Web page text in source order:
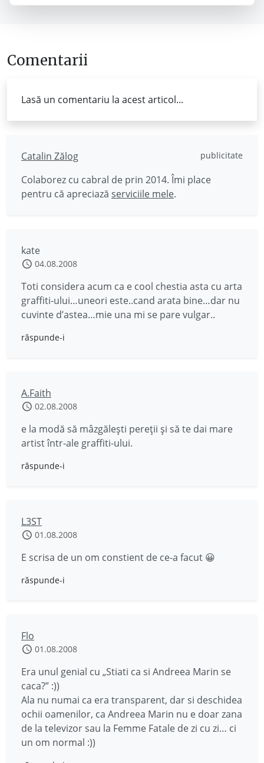
Comentarii
Lasă un comentariu la acest articol...
Catalin Zălog publicitate
Colaborez cu cabral de prin 2014. Îmi place
pentru că apreciază serviciile mele.
kate
04.08.2008
Toti considera acum ca e cool chestia asta cu arta
graffiti-ului…uneori este..cand arata bine…dar nu
cuvinte d’astea…mie una mi se pare vulgar..
răspunde-i
A.Faith
02.08.2008
e la modă să mâzgăleşti pereţii şi să te dai mare
artist într-ale graffiti-ului.
răspunde-i
L3ST
01.08.2008
E scrisa de un om constient de ce-a facut 😀
răspunde-i
Flo
01.08.2008
Era unul genial cu „Stiati ca si Andreea Marin se
caca?” :))
Ala nu numai ca era transparent, dar si deschidea
ochii oamenilor, ca Andreea Marin nu e doar zana
de la televizor sau la Femme Fatale de zi cu zi… ci
un om normal :))